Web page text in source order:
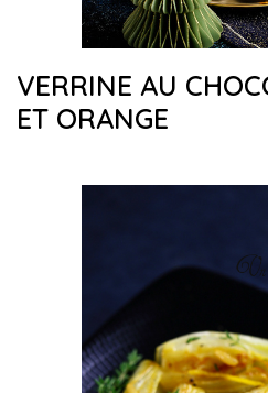
VERRINE AU
ET ORANGE